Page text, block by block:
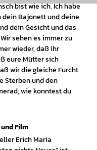
bist wie ich. Ich habe
Bajonett und deine
dein Gesicht und das
sehen es immer zu
wieder, daß ihr
eure Mütter sich
wir die gleiche Furcht
Sterben und den
wie konntest du
Film
Erich Maria